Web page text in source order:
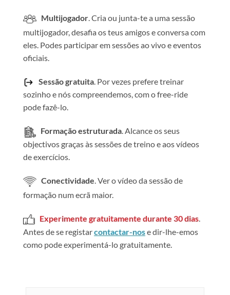
Multijogador. Cria ou junta-te a uma sessão
multijogador, desafia os teus amigos e conversa com
eles. Podes participar em sessões ao vivo e eventos
oficiais.
Sessão gratuita. Por vezes prefere treinar
sozinho e nós compreendemos, com o free-ride
pode fazê-lo.
Formação estruturada. Alcance os seus
objectivos graças às sessões de treino e aos vídeos
de exercícios.
Conectividade . Ver o vídeo da sessão de
formação num ecrã maior.
Experimente gratuitamente durante 30 dias.
Antes de se registarcontactar-nose dir-lhe-emos
como pode experimentá-lo gratuitamente.